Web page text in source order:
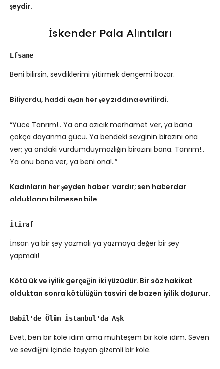
şeydir.
İskender Pala Alıntıları
Efsane
Beni bilirsin, sevdiklerimi yitirmek dengemi bozar.
Biliyordu, haddi aşan her şey zıddına evrilirdi.
“Yüce Tanrım!.. Ya ona azıcık merhamet ver, ya bana
çokça dayanma gücü. Ya bendeki sevginin birazını ona
ver; ya ondaki vurdumduymazlığın birazını bana. Tanrım!..
Ya onu bana ver, ya beni ona!..”
Kadınların her şeyden haberi vardır; sen haberdar
olduklarını bilmesen bile…
İtiraf
İnsan ya bir şey yazmalı ya yazmaya değer bir şey
yapmalı!
Kötülük ve iyilik gerçeğin iki yüzüdür. Bir söz hakikat
olduktan sonra kötülüğün tasviri de bazen iyilik doğurur.
Babil'de Ölüm İstanbul'da Aşk
Evet, ben bir köle idim ama muhteşem bir köle idim. Seven
ve sevdiğini içinde taşıyan gizemli bir köle.